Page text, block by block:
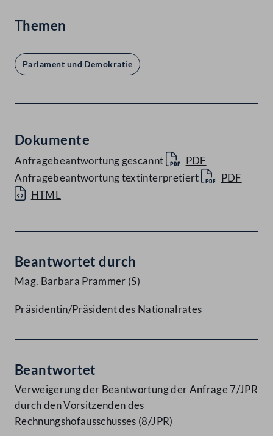
Themen
Parlament und Demokratie
Dokumente
Anfragebeantwortung gescannt
PDF
Anfragebeantwortung textinterpretiert
PDF
HTML
Beantwortet durch
Mag. Barbara Prammer (S)
Präsidentin/Präsident des Nationalrates
Beantwortet
Verweigerung der Beantwortung der Anfrage 7/JPR
durch den Vorsitzenden des
Rechnungshofausschusses (8/JPR)